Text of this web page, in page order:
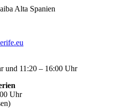
Alta Spanien
und 11:20 – 16:00 Uhr
Uhr